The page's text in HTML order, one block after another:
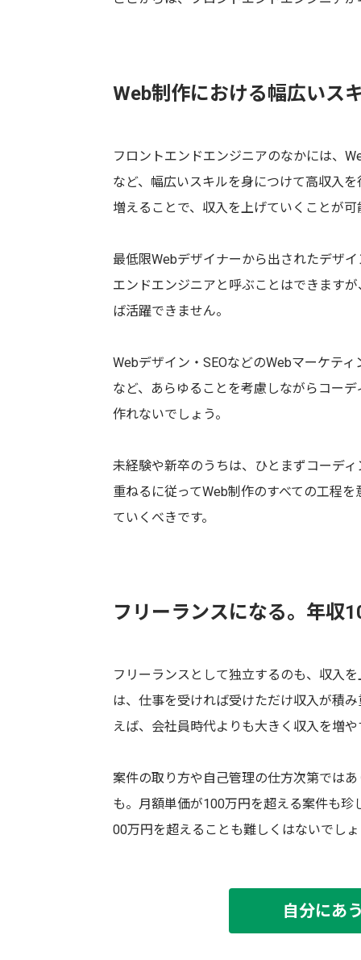
Web制作における幅広いス
フロントエンドエンジニアのなかには、
など、幅広いスキルを身につけて高収入
増えることで、収入を上げていくことが可
最低限Webデザイナーから出されたデザ
エンドエンジニアと呼ぶことはできます
ば活躍できません。
Webデザイン・SEOなどのWebマーケテ
など、あらゆることを考慮しながらコー
作れないでしょう。
未経験や新卒のうちは、ひとまずコーデ
重ねるに従ってWeb制作のすべての工程
ていくべきです。
フリーランスになる。年収
フリーランスとして独立するのも、収入
は、仕事を受ければ受けただけ収入が積
えば、会社員時代よりも大きく収入を増
案件の取り方や自己管理の仕方次第では
も。月額単価が100万円を超える案件も
00万円を超えることも難しくはないでし
自分にあ